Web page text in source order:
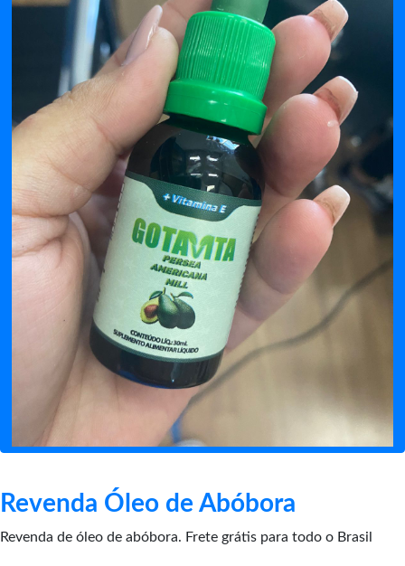
Revenda Óleo de Abóbora
Revenda de óleo de abóbora. Frete grátis para todo o Brasil